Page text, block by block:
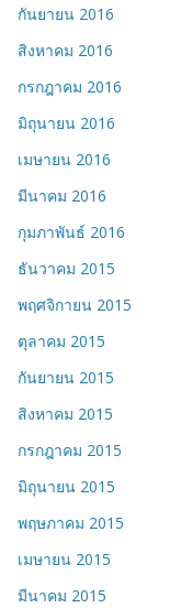
กันยายน 2016
สิงหาคม 2016
กรกฎาคม 2016
มิถุนายน 2016
เมษายน 2016
มีนาคม 2016
กุมภาพันธ์ 2016
ธันวาคม 2015
พฤศจิกายน 2015
ตุลาคม 2015
กันยายน 2015
สิงหาคม 2015
กรกฎาคม 2015
มิถุนายน 2015
พฤษภาคม 2015
เมษายน 2015
มีนาคม 2015